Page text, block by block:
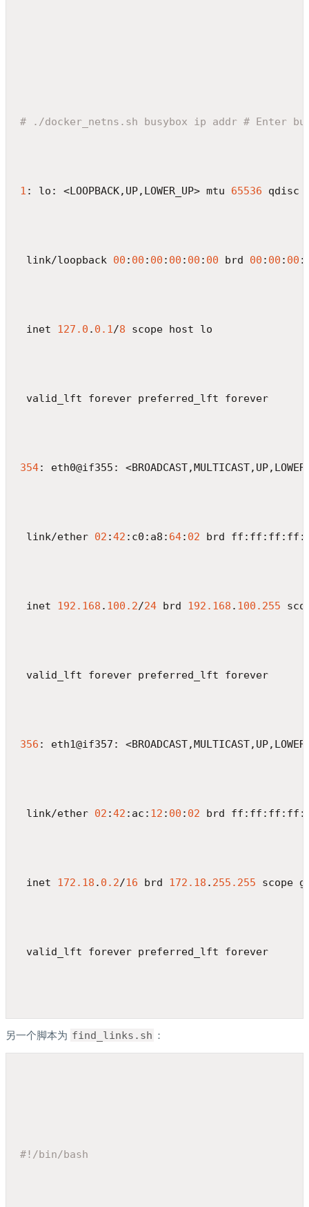
# ./docker_netns.sh busybox ip addr # Enter
1 : lo: <LOOPBACK,UP,LOWER_UP> mtu 65536 qdisc
link/loopback 00 : 00 : 00 : 00 : 00 : 00 brd 00 : 00 : 00 :
inet 127.0 . 0.1/8 scope host lo
valid_lft forever preferred_lft forever
354: eth0@if355:
link/ether 02 :42 :c0:a8: 64: 02 brd
inet 192.168 . 100.2/24 brd 192.168 . 100.255
valid_lft forever preferred_lft forever
356 : eth1@if357:
link/ether 02 :42 :ac: 12 : 00 : 02 brd
inet 172.18 . 0.2/16 brd 172.18 . 255.255 scope
valid_lft forever preferred_lft forever
另一个脚本为 find_links.sh ：
#!/bin/bash